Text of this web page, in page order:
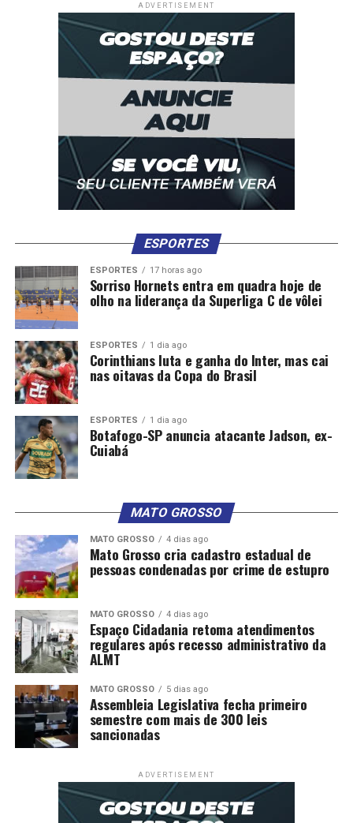
ADVERTISEMENT
ESPORTES
ESPORTES 17 horas ago
Sorriso Hornets entra em quadra hoje de
olho na liderança da Superliga C de vôlei
ESPORTES 1 dia ago
Corinthians luta e ganha do Inter, mas cai
nas oitavas da Copa do Brasil
ESPORTES 1 dia ago
Botafogo-SP anuncia atacante Jadson, ex-
Cuiabá
MATO GROSSO
MATO GROSSO 4 dias ago
Mato Grosso cria cadastro estadual de
pessoas condenadas por crime de estupro
MATO GROSSO 4 dias ago
Espaço Cidadania retoma atendimentos
regulares após recesso administrativo da
ALMT
MATO GROSSO 5 dias ago
Assembleia Legislativa fecha primeiro
semestre com mais de 300 leis
sancionadas
ADVERTISEMENT